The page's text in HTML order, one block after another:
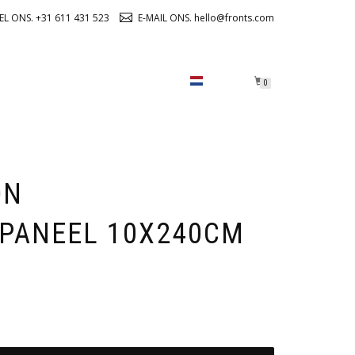
ONS. +31 611 431 523 E-MAIL ONS. hello@fronts.com
0
10X240CM